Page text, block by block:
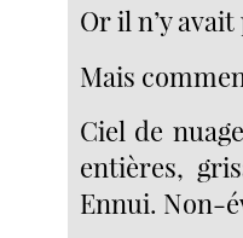
Or il n’y
Mais
Ciel de
entières,
Ennui. Non-